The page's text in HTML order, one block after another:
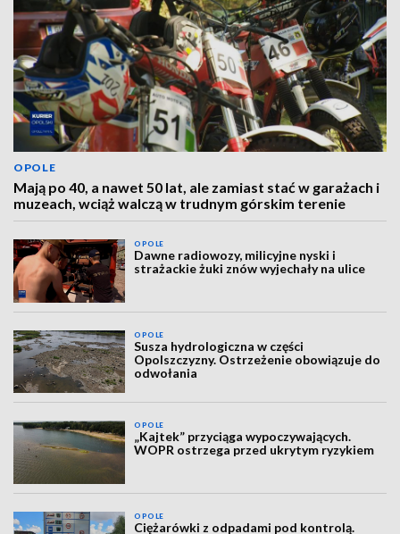
OPOLE
Mają po 40, a nawet 50 lat, ale zamiast stać w garażach i
muzeach, wciąż walczą w trudnym górskim terenie
OPOLE
Dawne radiowozy, milicyjne nyski i
strażackie żuki znów wyjechały na ulice
OPOLE
Susza hydrologiczna w części
Opolszczyzny. Ostrzeżenie obowiązuje do
odwołania
OPOLE
„Kajtek” przyciąga wypoczywających.
WOPR ostrzega przed ukrytym ryzykiem
OPOLE
Ciężarówki z odpadami pod kontrolą.